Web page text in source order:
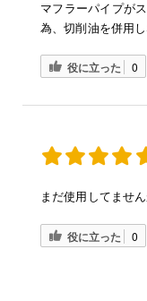
マフラーパイプが
為、切削油を併用
役に立った 0
まだ使用してませ
役に立った 0